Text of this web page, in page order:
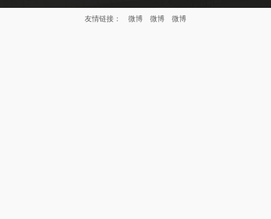
友情链接： 微博 微博 微博